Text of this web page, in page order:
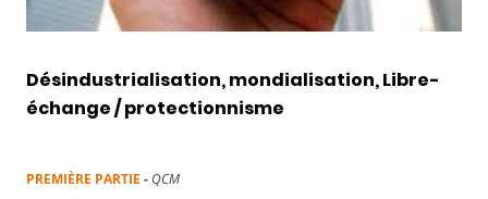
Désindustrialisation, mondialisation, Libre-
échange / protectionnisme
PREMIÈRE PARTIE - QCM